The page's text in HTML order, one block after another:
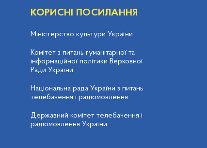
КОРИСНІ ПОСИЛАННЯ
Міністерство культури України
Комітет з питань гуманітарної та
інформаційної політики Верховної
Ради України
Національна рада України з питань
телебачення і радіомовлення
Державний комітет телебачення і
радіомовлення України